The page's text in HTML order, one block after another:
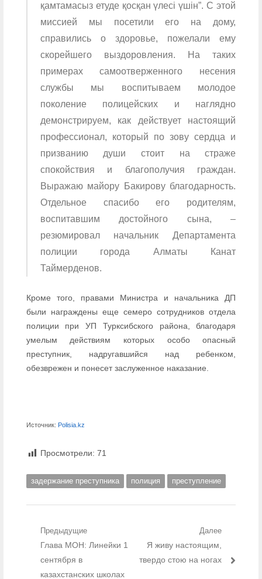
қамтамасыз етуде қосқан үлесі үшін”. С этой
миссией мы посетили его на дому,
справились о здоровье, пожелали ему
скорейшего выздоровления. На таких
примерах самоотверженного несения
службы мы воспитываем молодое
поколение полицейских и наглядно
демонстрируем, как действует настоящий
профессионал, который по зову сердца и
призванию души стоит на страже
спокойствия и благополучия граждан.
Выражаю майору Бакирову благодарность.
Отдельное спасибо его родителям,
воспитавшим достойного сына, –
резюмировал начальник Департамента
полиции города Алматы Канат
Таймерденов.
Кроме того, правами Министра и начальника ДП
были награждены еще семеро сотрудников отдела
полиции при УП Турксибского района, благодаря
умелым действиям которых особо опасный
преступник, надругавшийся над ребенком,
обезврежен и понесет заслуженное наказание.
Источник: Polisia.kz
Просмотрели: 71
задержание преступника полиция преступление
Навигация по записям
Предыдущие
Предыдущий пост:
Глава МОН: Линейки 1
сентября в
казахстанских школах
Далее
Следующий пост:
Я живу настоящим,
твердо стою на ногах